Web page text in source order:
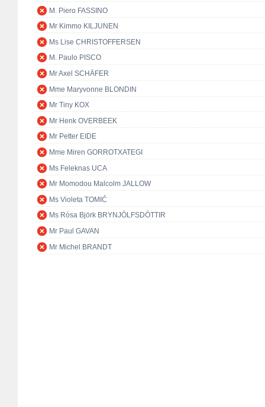
M. Piero FASSINO
Mr Kimmo KILJUNEN
Ms Lise CHRISTOFFERSEN
M. Paulo PISCO
Mr Axel SCHÄFER
Mme Maryvonne BLONDIN
Mr Tiny KOX
Mr Henk OVERBEEK
Mr Petter EIDE
Mme Miren GORROTXATEGI
Ms Feleknas UCA
Mr Momodou Malcolm JALLOW
Ms Violeta TOMIĆ
Ms Rósa Björk BRYNJÓLFSDÓTTIR
Mr Paul GAVAN
Mr Michel BRANDT